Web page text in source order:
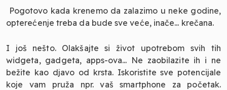
Pogotovo kada krenemo da zalazimo u neke godine,
opterećenje treba da bude sve veće, inače... krečana.
I još nešto. Olakšajte si život upotrebom svih tih
widgeta, gadgeta, apps-ova... Ne zaobilazite ih i ne
bežite kao djavo od krsta. Iskoristite sve potencijale
koje vam pruža npr. vaš smartphone za početak.